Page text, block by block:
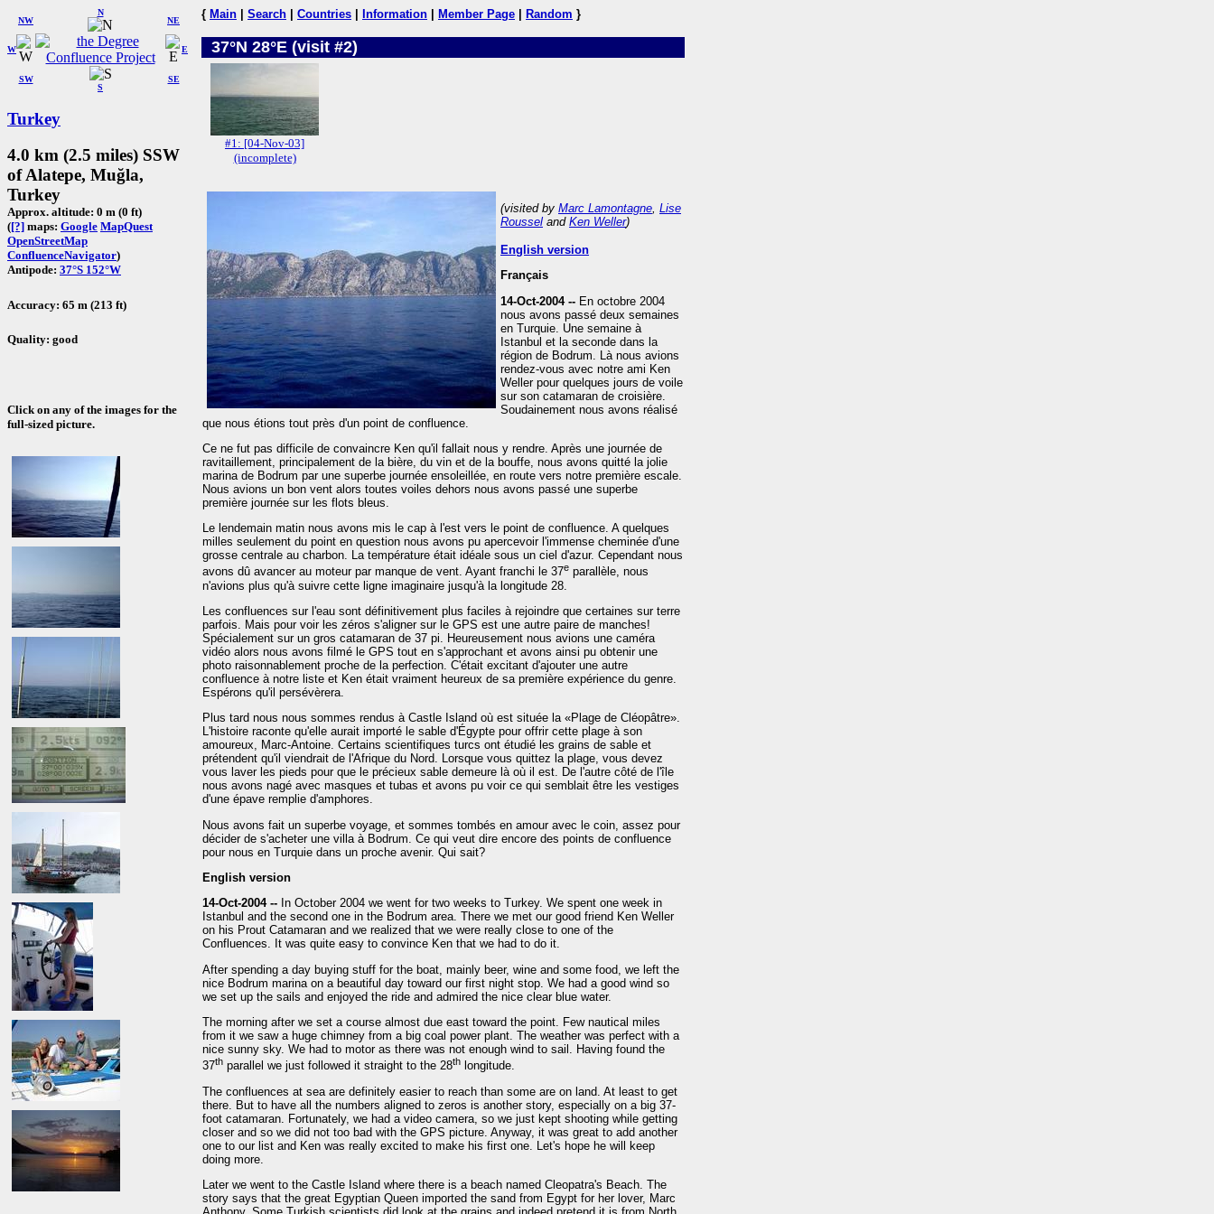
W
NW
N
NE
SW
S
SE
E
Turkey
4.0 km (2.5 miles) SSW
of Alatepe, Muğla,
Turkey
Approx. altitude: 0 m (0 ft)
([?] maps: Google MapQuest
OpenStreetMap
ConfluenceNavigator)
Antipode: 37°S 152°W
Accuracy: 65 m (213 ft)
Quality: good
Click on any of the images for the
full-sized picture.
{ Main Search Countries Information Member Page Random }
37°N 28°E (visit #2)
#1: [04-Nov-03]
(incomplete)
(visited by Marc Lamontagne, Lise
Roussel and Ken Weller)
English version
Français
14-Oct-2004 -- En octobre 2004
nous avons passé deux semaines
en Turquie. Une semaine à
Istanbul et la seconde dans la
région de Bodrum. Là nous avions
rendez-vous avec notre ami Ken
Weller pour quelques jours de voile
sur son catamaran de croisière.
Soudainement nous avons réalisé
que nous étions tout près d'un point de confluence.
Ce ne fut pas difficile de convaincre Ken qu'il fallait nous y rendre. Après une journée de
ravitaillement, principalement de la bière, du vin et de la bouffe, nous avons quitté la jolie
marina de Bodrum par une superbe journée ensoleillée, en route vers notre première escale.
Nous avions un bon vent alors toutes voiles dehors nous avons passé une superbe
première journée sur les flots bleus.
Le lendemain matin nous avons mis le cap à l'est vers le point de confluence. A quelques
milles seulement du point en question nous avons pu apercevoir l'immense cheminée d'une
grosse centrale au charbon. La température était idéale sous un ciel d'azur. Cependant nous
avons dû avancer au moteur par manque de vent. Ayant franchi le 37e parallèle, nous
n'avions plus qu'à suivre cette ligne imaginaire jusqu'à la longitude 28.
Les confluences sur l'eau sont définitivement plus faciles à rejoindre que certaines sur terre
parfois. Mais pour voir les zéros s'aligner sur le GPS est une autre paire de manches!
Spécialement sur un gros catamaran de 37 pi. Heureusement nous avions une caméra
vidéo alors nous avons filmé le GPS tout en s'approchant et avons ainsi pu obtenir une
photo raisonnablement proche de la perfection. C'était excitant d'ajouter une autre
confluence à notre liste et Ken était vraiment heureux de sa première expérience du genre.
Espérons qu'il persévèrera.
Plus tard nous nous sommes rendus à Castle Island où est située la «Plage de Cléopâtre».
L'histoire raconte qu'elle aurait importé le sable d'Égypte pour offrir cette plage à son
amoureux, Marc-Antoine. Certains scientifiques turcs ont étudié les grains de sable et
prétendent qu'il viendrait de l'Afrique du Nord. Lorsque vous quittez la plage, vous devez
vous laver les pieds pour que le précieux sable demeure là où il est. De l'autre côté de l'île
nous avons nagé avec masques et tubas et avons pu voir ce qui semblait être les vestiges
d'une épave remplie d'amphores.
Nous avons fait un superbe voyage, et sommes tombés en amour avec le coin, assez pour
décider de s'acheter une villa à Bodrum. Ce qui veut dire encore des points de confluence
pour nous en Turquie dans un proche avenir. Qui sait?
English version
14-Oct-2004 -- In October 2004 we went for two weeks to Turkey. We spent one week in
Istanbul and the second one in the Bodrum area. There we met our good friend Ken Weller
on his Prout Catamaran and we realized that we were really close to one of the
Confluences. It was quite easy to convince Ken that we had to do it.
After spending a day buying stuff for the boat, mainly beer, wine and some food, we left the
nice Bodrum marina on a beautiful day toward our first night stop. We had a good wind so
we set up the sails and enjoyed the ride and admired the nice clear blue water.
The morning after we set a course almost due east toward the point. Few nautical miles
from it we saw a huge chimney from a big coal power plant. The weather was perfect with a
nice sunny sky. We had to motor as there was not enough wind to sail. Having found the
37th parallel we just followed it straight to the 28th longitude.
The confluences at sea are definitely easier to reach than some are on land. At least to get
there. But to have all the numbers aligned to zeros is another story, especially on a big 37-
foot catamaran. Fortunately, we had a video camera, so we just kept shooting while getting
closer and so we did not too bad with the GPS picture. Anyway, it was great to add another
one to our list and Ken was really excited to make his first one. Let's hope he will keep
doing more.
Later we went to the Castle Island where there is a beach named Cleopatra's Beach. The
story says that the great Egyptian Queen imported the sand from Egypt for her lover, Marc